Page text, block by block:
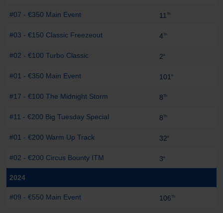
#07 - €350 Main Event 11Th
#03 - €150 Classic Freezeout 4Th
#02 - €100 Turbo Classic 2e
#01 - €350 Main Event 101e
#17 - €100 The Midnight Storm 8Th
#11 - €200 Big Tuesday Special 8Th
#01 - €200 Warm Up Track 32e
#02 - €200 Circus Bounty ITM 3e
2024
#09 - €550 Main Event 106Th